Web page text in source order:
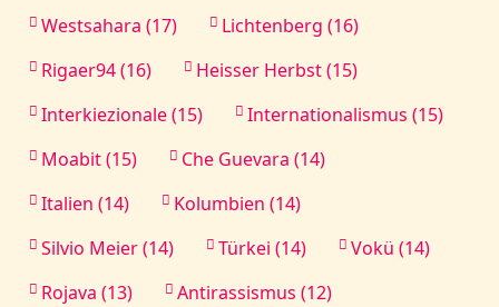
Westsahara (17)
Lichtenberg (16)
Rigaer94 (16)
Heisser Herbst (15)
Interkiezionale (15)
Internationalismus (15)
Moabit (15)
Che Guevara (14)
Italien (14)
Kolumbien (14)
Silvio Meier (14)
Türkei (14)
Vokü (14)
Rojava (13)
Antirassismus (12)